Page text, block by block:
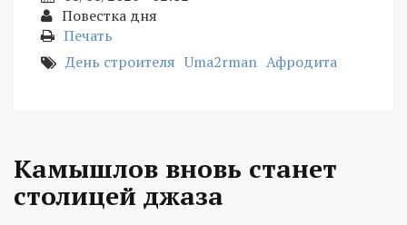
Повестка дня
Печать
День строителя Uma2rman Афродита
Камышлов вновь станет
столицей джаза